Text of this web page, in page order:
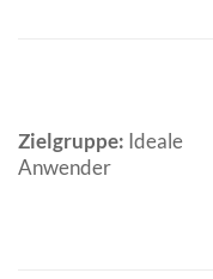
Zielgruppe: Ideale
Anwender